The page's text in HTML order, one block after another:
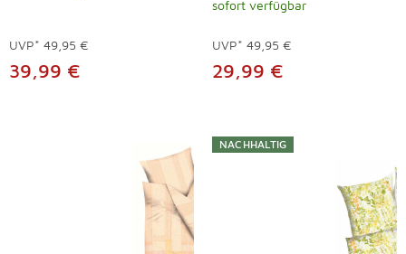
UVP* 49,95 €
39,99 €
sofort verfügbar
UVP* 49,95 €
29,99 €
NACHHALTIG